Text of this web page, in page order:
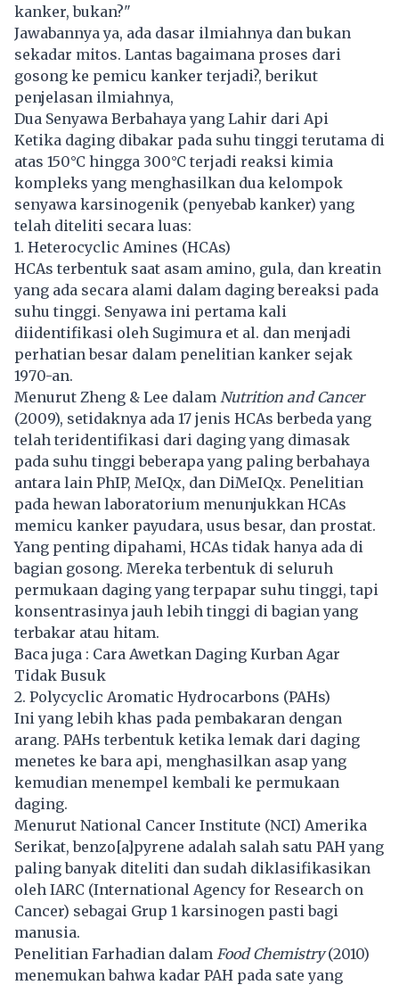
kanker, bukan?"
Jawabannya ya, ada dasar ilmiahnya dan bukan
sekadar mitos. Lantas bagaimana proses dari
gosong ke pemicu kanker terjadi?, berikut
penjelasan ilmiahnya,
Dua Senyawa Berbahaya yang Lahir dari Api
Ketika daging dibakar pada suhu tinggi terutama di
atas 150°C hingga 300°C terjadi reaksi kimia
kompleks yang menghasilkan dua kelompok
senyawa karsinogenik (penyebab kanker) yang
telah diteliti secara luas:
1. Heterocyclic Amines (HCAs)
HCAs terbentuk saat asam amino, gula, dan kreatin
yang ada secara alami dalam daging bereaksi pada
suhu tinggi. Senyawa ini pertama kali
diidentifikasi oleh Sugimura et al. dan menjadi
perhatian besar dalam penelitian kanker sejak
1970-an.
Menurut Zheng & Lee dalam Nutrition and Cancer
(2009), setidaknya ada 17 jenis HCAs berbeda yang
telah teridentifikasi dari daging yang dimasak
pada suhu tinggi beberapa yang paling berbahaya
antara lain PhIP, MeIQx, dan DiMeIQx. Penelitian
pada hewan laboratorium menunjukkan HCAs
memicu kanker payudara, usus besar, dan prostat.
Yang penting dipahami, HCAs tidak hanya ada di
bagian gosong. Mereka terbentuk di seluruh
permukaan daging yang terpapar suhu tinggi, tapi
konsentrasinya jauh lebih tinggi di bagian yang
terbakar atau hitam.
Baca juga : Cara Awetkan Daging Kurban Agar
Tidak Busuk
2. Polycyclic Aromatic Hydrocarbons (PAHs)
Ini yang lebih khas pada pembakaran dengan
arang. PAHs terbentuk ketika lemak dari daging
menetes ke bara api, menghasilkan asap yang
kemudian menempel kembali ke permukaan
daging.
Menurut National Cancer Institute (NCI) Amerika
Serikat, benzo[a]pyrene adalah salah satu PAH yang
paling banyak diteliti dan sudah diklasifikasikan
oleh IARC (International Agency for Research on
Cancer) sebagai Grup 1 karsinogen pasti bagi
manusia.
Penelitian Farhadian dalam Food Chemistry(2010)
menemukan bahwa kadar PAH pada sate yang